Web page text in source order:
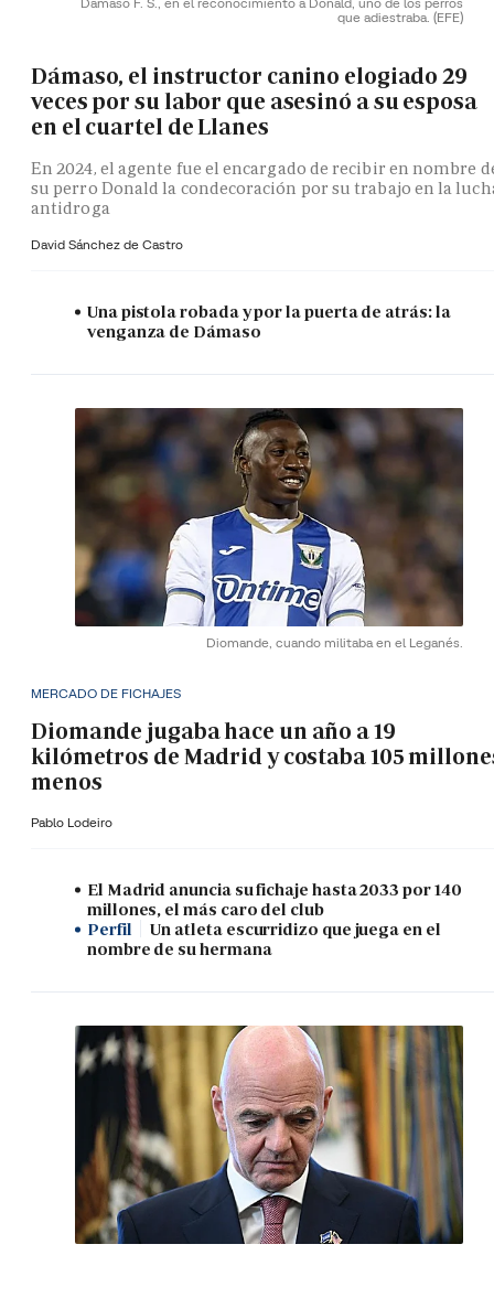
que adiestraba. (EFE)
Dámaso, el instructor canino elogiado 29
veces por su labor que asesinó a su esposa
en el cuartel de Llanes
En 2024, el agente fue el encargado de recibir en nombre
su perro Donald la condecoración por su trabajo en la
antidroga
David Sánchez de Castro
Una pistola robada y por la puerta de atrás: la
venganza de Dámaso
Diomande, cuando militaba en el Leganés.
MERCADO DE FICHAJES
Diomande jugaba hace un año a 19
kilómetros de Madrid y costaba 105
menos
Pablo Lodeiro
El Madrid anuncia su fichaje hasta 2033 por 140
millones, el más caro del club
Perfil
Un atleta escurridizo que juega en el
nombre de su hermana